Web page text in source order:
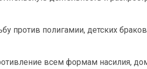
против полигамии, детских
всем формам насилия,